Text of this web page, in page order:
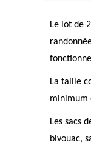
Le lot de
La taille
minimum
Les sacs
bivouac,